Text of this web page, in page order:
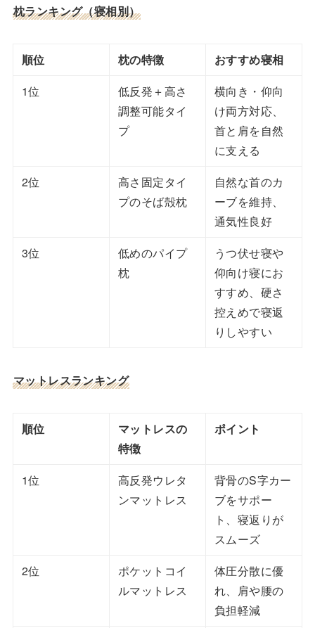
枕ランキング（寝相別）
順位 枕の特徴
おすすめ寝相
1位
低反発＋高さ
調整可能タイ
プ
横向き・仰向
け両方対応、
首と肩を自然
に支える
2位
高さ固定タイ
プのそば殻枕
自然な首のカ
ーブを維持、
通気性良好
3位
低めのパイプ
枕
うつ伏せ寝や
仰向け寝にお
すすめ、硬さ
控えめで寝返
りしやすい
マットレスランキング
順位
マットレスの
特徴
ポイント
1位
高反発ウレタ
ンマットレス
背骨のS字カー
ブをサポー
ト、寝返りが
スムーズ
2位
ポケットコイ
ルマットレス
体圧分散に優
れ、肩や腰の
負担軽減